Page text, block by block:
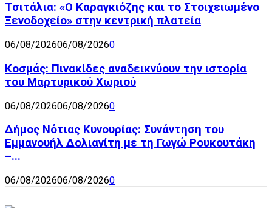
Τσιτάλια: «Ο Καραγκιόζης και το Στοιχειωμένο
Ξενοδοχείο» στην κεντρική πλατεία
06/08/202606/08/20260
Κοσμάς: Πινακίδες αναδεικνύουν την ιστορία
του Μαρτυρικού Χωριού
06/08/202606/08/20260
Δήμος Νότιας Κυνουρίας: Συνάντηση του
Εμμανουήλ Δολιανίτη με τη Γωγώ Ρουκουτάκη
–...
06/08/202606/08/20260